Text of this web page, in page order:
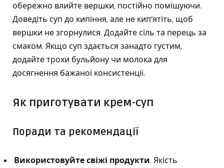
обережно влийте вершки, постійно помішуючи.
Доведіть суп до кипіння, але не кип’ятіть, щоб
вершки не згорнулися. Додайте сіль та перець за
смаком. Якщо суп здається занадто густим,
додайте трохи бульйону чи молока для
досягнення бажаної консистенції.
Як приготувати крем-суп
Поради та рекомендації
Використовуйте свіжі продукти. Якість